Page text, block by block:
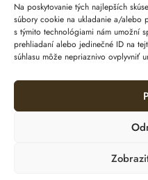
Na poskytovanie tých najlepších
súbory cookie na ukladanie a/alebo
s týmito technológiami nám umožní
prehliadaní alebo jedinečné ID na
súhlasu môže nepriaznivo ovplyvniť
© 2024 e-
Ochrana